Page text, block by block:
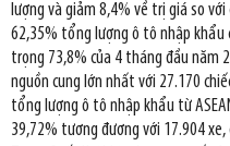
lượng và giảm 8,4% về trị giá so
62,35% tổng lượng ô tô nhập khẩu
trọng 73,8% của 4 tháng đầu năm
nguồn cung lớn nhất với 27.170
tổng lượng ô tô nhập khẩu từ
39,72% tương đương với 17.904 xe,